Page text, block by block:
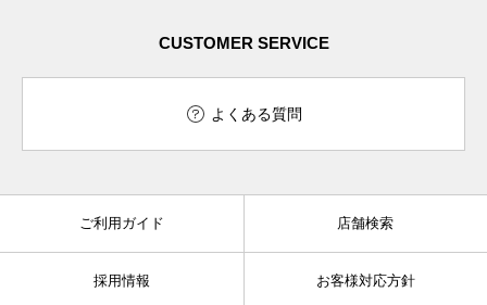
CUSTOMER SERVICE
よくある質問
ご利用ガイド 店舗検索
採用情報 お客様対応方針